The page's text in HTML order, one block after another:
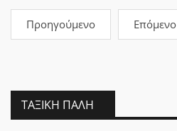
Προηγούμενο Επόμενο
ΤΑΞΙΚΉ ΠΆΛΗ